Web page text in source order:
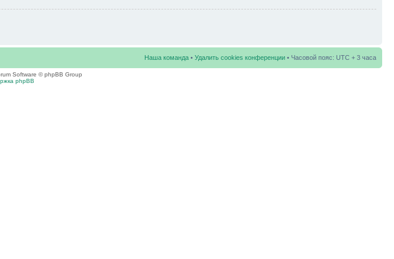
Наша команда • Удалить cookies конференции • Часовой пояс: UTC + 3 часа
Software © phpBB Group
phpBB